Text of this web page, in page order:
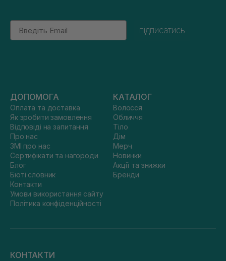
Email
підписатись
ДОПОМОГА
Оплата та доставка
Як зробити замовлення
Відповіді на запитання
Про нас
ЗМІ про нас
Сертифікати та нагороди
Блог
Бюті словник
Контакти
Умови використання сайту
Політика конфіденційності
КАТАЛОГ
Волосся
Обличчя
Тіло
Дім
Мерч
Новинки
Акції та знижки
Бренди
КОНТАКТИ